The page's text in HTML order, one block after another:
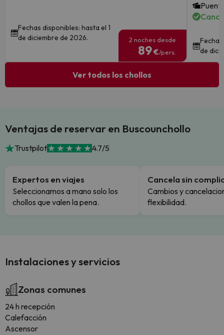
Fechas disponibles: hasta el 1
de diciembre de 2026.
2 noches desde
89€/pers.
de
Ver todos los chollos
Ventajas de reservar en Buscounchollo
Trustpilot 4.7/5
Expertos en viajes
Seleccionamos a mano solo los
chollos que valen la pena.
Cancela sin
Cambios y
flexibilidad.
Instalaciones y servicios
Zonas comunes
24 h recepción
Calefacción
Ascensor